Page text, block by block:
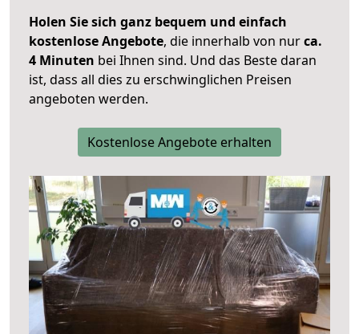
Holen Sie sich ganz bequem und einfach
kostenlose Angebote, die innerhalb von nurca.
4 Minuten bei Ihnen sind. Und das Beste daran
ist, dass all dies zu erschwinglichen Preisen
angeboten werden.
Kostenlose Angebote erhalten